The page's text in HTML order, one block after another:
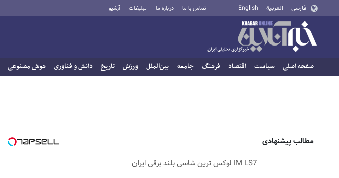
فارسی العربية English تماس با ما درباره ما تبلیغات آرشیو
صفحه اصلی سیاست اقتصاد فرهنگ جامعه بین‌الملل ورزش تاریخ دانش و فناوری هوش مصنوعی
مطالب پیشنهادی
IM LS7 لوکس ترین شاسی بلند برقی ایران